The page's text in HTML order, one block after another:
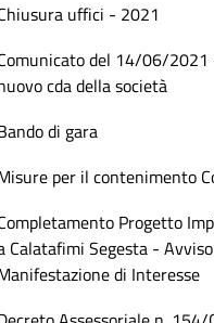
uffici - 2021
del 14/06/2021
cda della società
di gara
per il contenimento
Progetto
Calatafimi Segesta -
di Interesse